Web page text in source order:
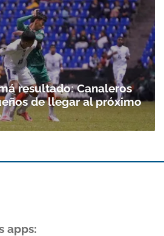
resultado: Canaleros
de llegar al próximo
apps: